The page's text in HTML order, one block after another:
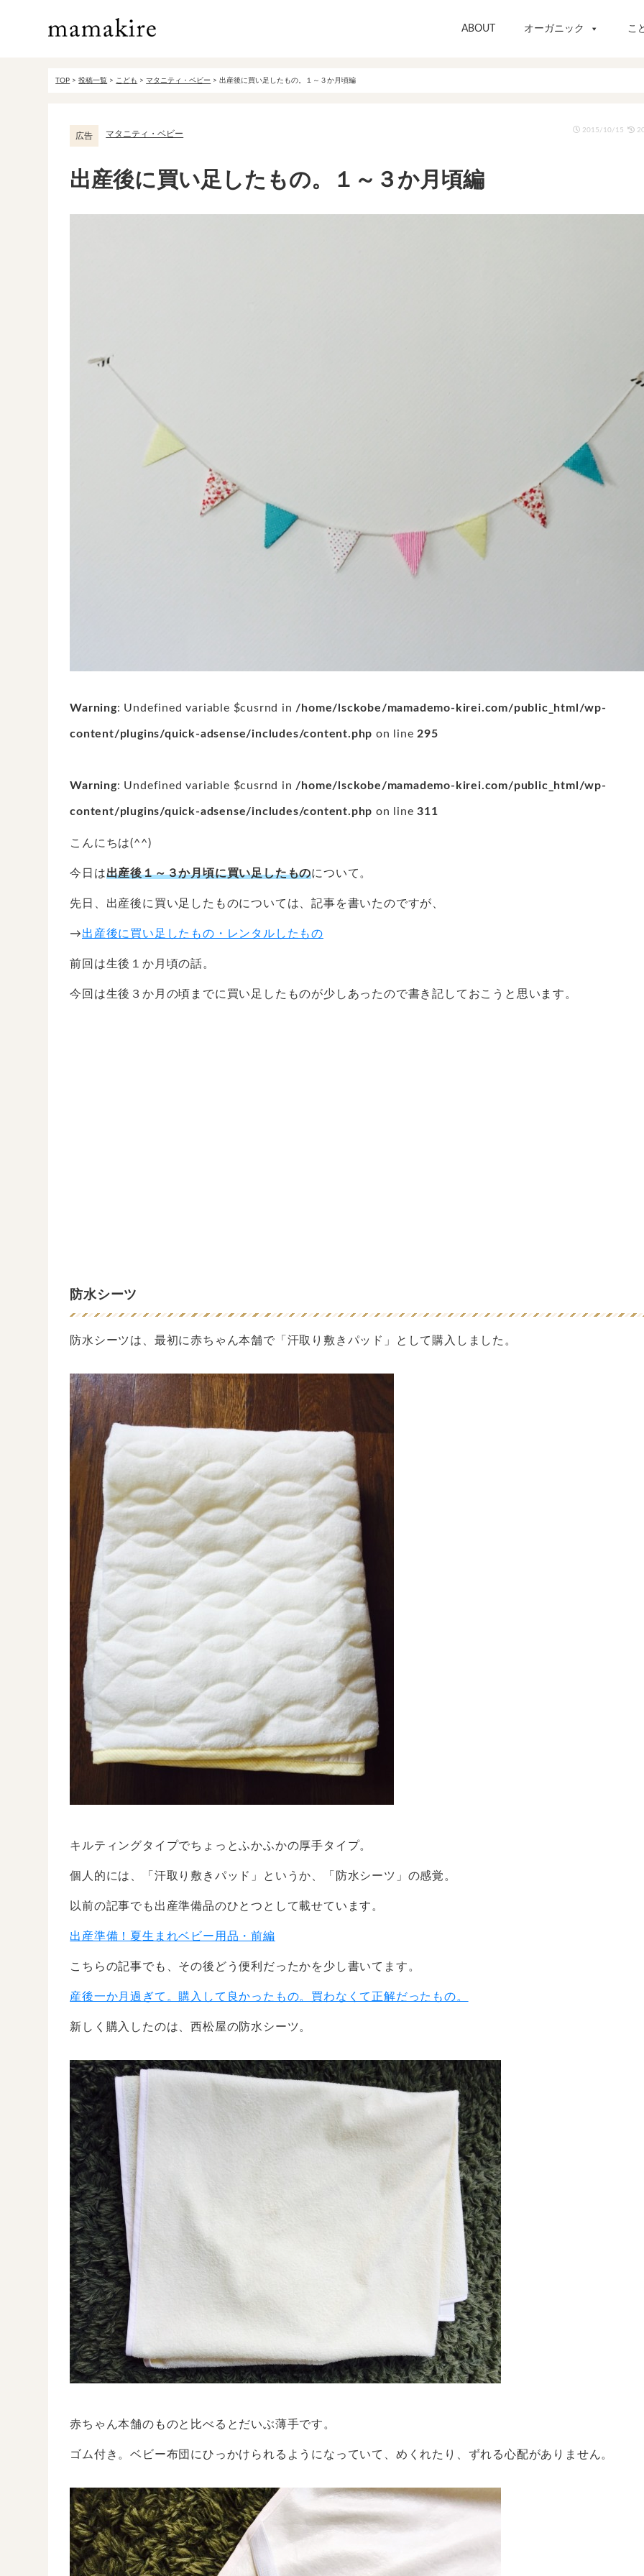
ABOUT オーガニック こ
TOP >投稿一覧 > こども >マタニティ・ベビー >出産後に買い足したもの。１～３か月頃編
広告 マタニティ・ベビー 2015/10/15
出産後に買い足したもの。１～３か月頃編
Warning: Undefined variable $cusrnd in /home/lsckobe/mamademo-kirei.com/public_html/wp-
content/plugins/quick-adsense/includes/content.php on line295
Warning: Undefined variable $cusrnd in /home/lsckobe/mamademo-kirei.com/public_html/wp-
content/plugins/quick-adsense/includes/content.php on line311
こんにちは(^^)
今日は出産後１～３か月頃に買い足したものについて。
先日、出産後に買い足したものについては、記事を書いたのですが、
→出産後に買い足したもの・レンタルしたもの
前回は生後１か月頃の話。
今回は生後３か月の頃までに買い足したものが少しあったので書き記しておこうと思います。
防水シーツ
防水シーツは、最初に赤ちゃん本舗で「汗取り敷きパッド」として購入しました。
キルティングタイプでちょっとふかふかの厚手タイプ。
個人的には、「汗取り敷きパッド」というか、「防水シーツ」の感覚。
以前の記事でも出産準備品のひとつとして載せています。
出産準備！夏生まれベビー用品・前編
こちらの記事でも、その後どう便利だったかを少し書いてます。
産後一か月過ぎて。購入して良かったもの。買わなくて正解だったもの。
新しく購入したのは、西松屋の防水シーツ。
赤ちゃん本舗のものと比べるとだいぶ薄手です。
ゴム付き。ベビー布団にひっかけられるようになっていて、めくれたり、ずれる心配がありません。